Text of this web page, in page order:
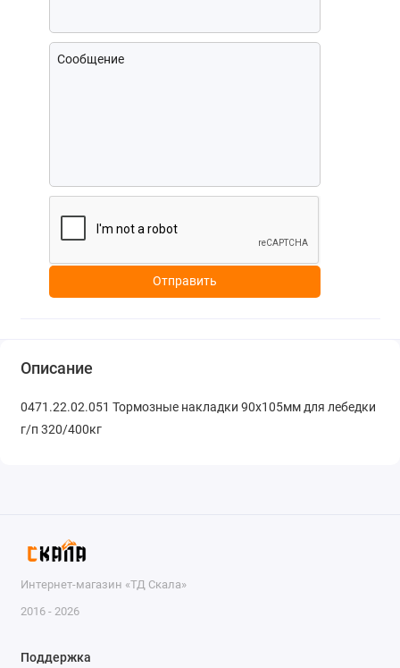
Отправить
Описание
0471.22.02.051 Тормозные накладки 90х105мм для лебедки
г/п 320/400кг
Интернет-магазин «ТД Скала»
2016 - 2026
Поддержка